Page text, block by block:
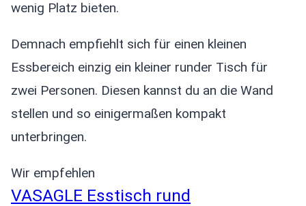
wenig Platz bieten.
Demnach empfiehlt sich für einen kleinen
Essbereich einzig ein kleiner runder Tisch für
zwei Personen. Diesen kannst du an die Wand
stellen und so einigermaßen kompakt
unterbringen.
Wir empfehlen
VASAGLE Esstisch rund